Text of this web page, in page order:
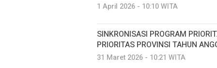
1 April 2026 - 10:10 WITA
SINKRONISASI PROGRAM
PRIORITAS PROVINSI TAHUN
31 Maret 2026 - 10:21 WITA